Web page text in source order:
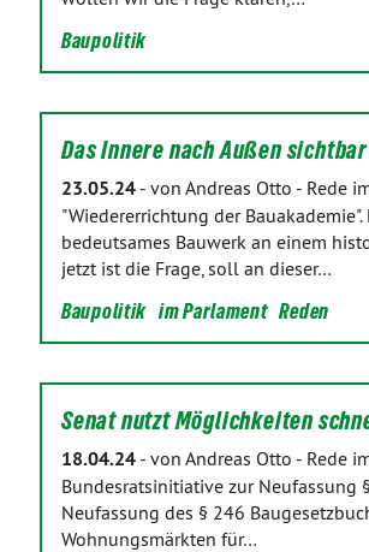
Baupolitik
Das Innere nach Außen
23.05.24 - von Andreas Otto - Rede
"Wiedererrichtung der
bedeutsames Bauwerk an einem
jetzt ist die Frage, soll an dieser…
Baupolitik im Parlament Reden
Senat nutzt Möglichkeiten
18.04.24 - von Andreas Otto - Rede
Bundesratsinitiative zur Neufassung
Neufassung des § 246
Wohnungsmärkten für…